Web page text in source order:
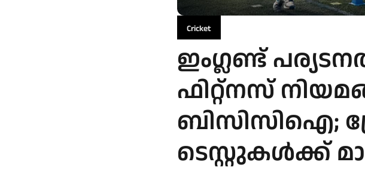
Cricket
ഇംഗ്ലണ്ട്
ഫിറ്റ്നസ്
ബിസിസിഐ;
ടെസ്റ്റുകൾക്ക്